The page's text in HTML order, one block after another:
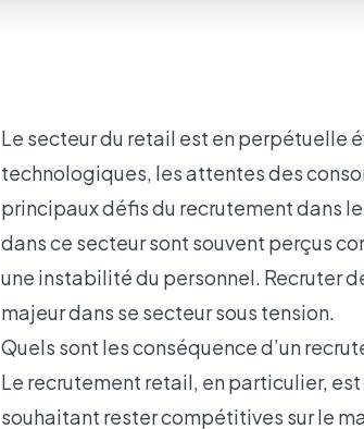
Le secteur du retail est en perpétuelle
technologiques, les attentes des
principaux défis du recrutement dans
dans ce secteur sont souvent perçus
une instabilité du personnel. Recruter
majeur dans se secteur sous tension.
Quels sont les conséquence d’un
Le recrutement retail, en particulier,
souhaitant rester compétitives sur le